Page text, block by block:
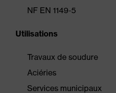
NF EN 1149-5
Utilisations
Travaux de soudure
Aciéries
Services municipaux